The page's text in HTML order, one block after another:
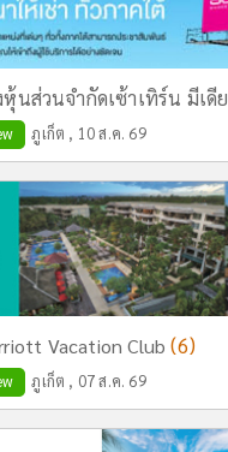
หุ้นส่วนจำกัดเซ้าเทิร์น มีเดีย
ภูเก็ต , 10 ส.ค. 69
Vacation Club(6)
ภูเก็ต , 07 ส.ค. 69